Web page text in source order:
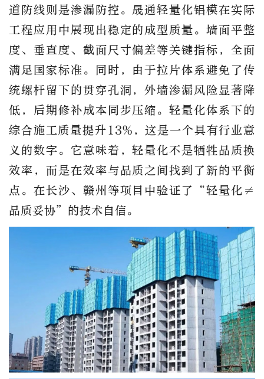
道防线则是渗漏防控。晟通轻量化铝模在实际
工程应用中展现出稳定的成型质量。墙面平整
度、垂直度、截面尺寸偏差等关键指标，全面
满足国家标准。同时，由于拉片体系避免了传
统螺杆留下的贯穿孔洞，外墙渗漏风险显著降
低，后期修补成本同步压缩。轻量化体系下的
综合施工质量提升13%，这是一个具有行业意
义的数字。它意味着，轻量化不是牺牲品质换
效率，而是在效率与品质之间找到了新的平衡
点。在长沙、赣州等项目中验证了“轻量化≠
品质妥协”的技术自信。